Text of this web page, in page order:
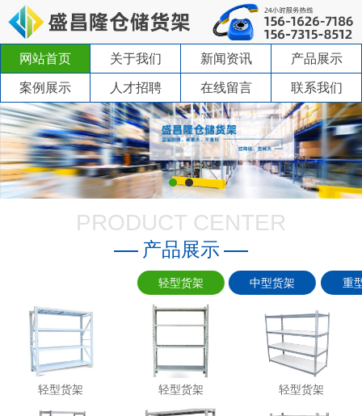
网站首页 关于我们 新闻资讯 产品展示
案例展示 人才招聘 在线留言 联系我们
PRODUCT CENTER
产品展示
轻型货架 中型货架 重
轻型货架 轻型货架 轻型货架